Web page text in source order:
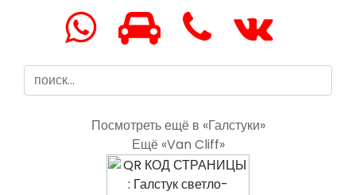
Посмотреть ещё в «Галстуки»
Ещё «Van Cliff»